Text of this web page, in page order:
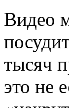
Видео
тысяч
это не